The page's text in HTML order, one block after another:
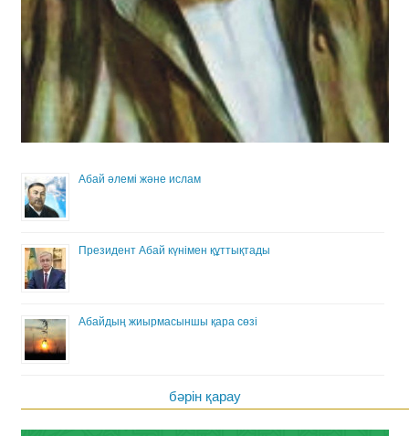
Абай әлемі және ислам
Президент Абай күнімен құттықтады
Абайдың жиырмасыншы қара сөзі
бәрін қарау